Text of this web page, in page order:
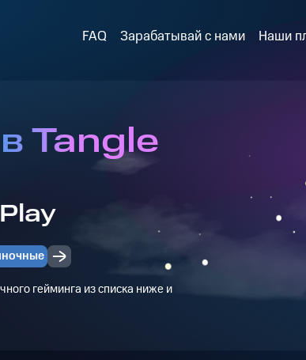
FAQ Зарабатывай с нами Наши
Tangle
гейминга из списка ниже и